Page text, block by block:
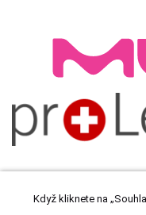
Když kliknete na